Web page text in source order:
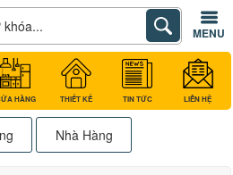
HÀNG THIẾT KẾ TIN TỨC LIÊN HỆ
MENU
Nhà Hàng